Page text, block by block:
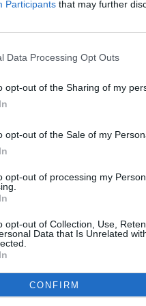
Participants that may further
Data Processing Opt Outs
opt-out of the Sharing of my
opt-out of the Sale of my
opt-out of processing my
opt-out of Collection, Use,
Data that Is Unrelated
CONFIRM
αντί να προσφεύγουν
παραμένει ισχυρή.
διαθέσιμου εισοδήματος
τα στοχευμένα μέτρα
αυξημένες τουριστικές
περιουσιακό
η μεγάλη